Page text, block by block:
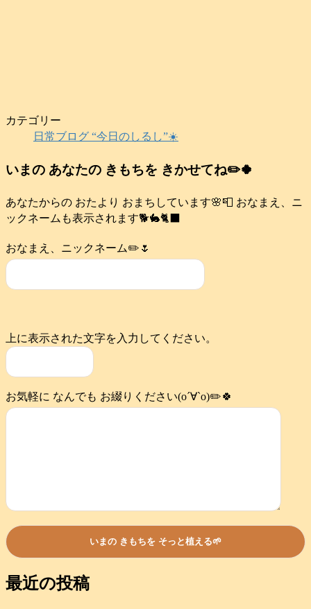
カテゴリー
日常ブログ “今日のしるし”☀️
いまの あなたの きもちを きかせてね✏️🍀
あなたからの おたより おまちしています🌸📮 おなまえ、ニ
ックネームも表示されます🐕️🐇🐈‍⬛
おなまえ、ニックネーム✏️🌷
上に表示された文字を入力してください。
お気軽に なんでも お綴りください(о´∀`о)✏️🍀
最近の投稿